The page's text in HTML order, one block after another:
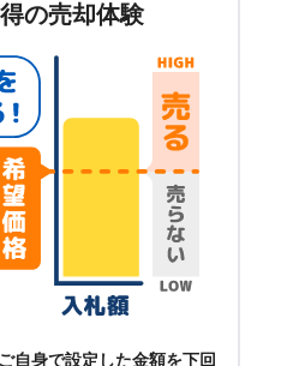
の売却体験
自身で設定した金額を下回